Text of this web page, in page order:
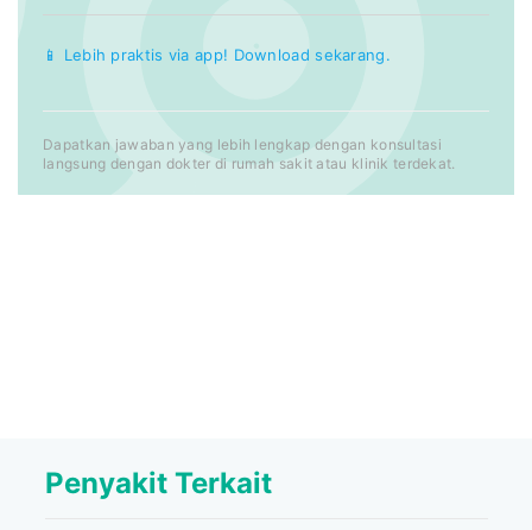
📱 Lebih praktis via app! Download sekarang.
Dapatkan jawaban yang lebih lengkap dengan konsultasi
langsung dengan dokter di rumah sakit atau klinik terdekat.
Penyakit Terkait